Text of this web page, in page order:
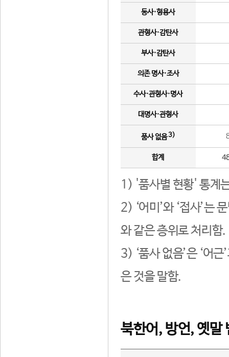
동사·형용사
관형사·감탄사
부사·감탄사
의존 명사·조사
수사·관형사·명사
대명사·관형사
품사 없음3)
합계
1) '품사별 현황' 통계
2) ‘어미’와 ‘접사’는
와 같은 층위로 처리함.
3) ‘품사 없음’은 ‘어
은 것을 말함.
북한어, 방언, 옛말